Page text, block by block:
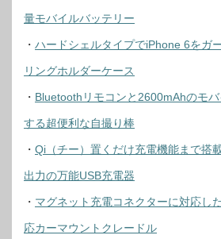
量モバイルバッテリー
・ ハードシェルタイプでiPhone 6をガ
リングホルダーケース
・ Bluetoothリモコンと2600mAhのモ
する超便利な自撮り棒
・ Qi（チー）置くだけ充電機能まで搭
出力の万能USB充電器
・ マグネット充電コネクターに対応し
応カーマウントクレードル